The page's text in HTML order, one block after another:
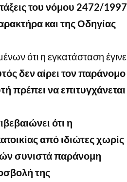
του νόμου 2472/1997
και της Οδηγίας
ότι η εγκατάσταση έγινε
δεν αίρει τον παράνομο
πρέπει να επιτυγχάνεται
ότι η
από ιδιώτες χωρίς
συνιστά παράνομη
της